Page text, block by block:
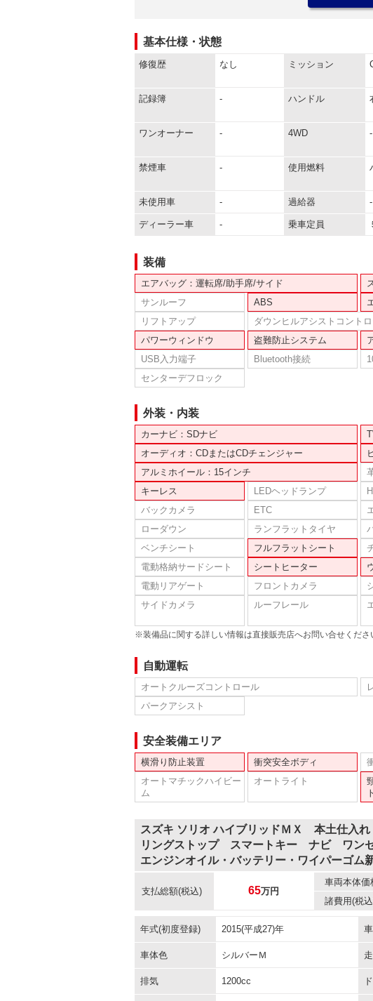
基本仕様・状態
修復歴 なし ミッション
記録簿 - ハンドル
ワンオーナー - 4WD -
禁煙車 - 使用燃料
未使用車 - 過給器 -
ディーラー車 - 乗車定員
装備
エアバッグ：運転席/助手席/サイド
サンルーフ
ABS
リフトアップ
ダウンヒルアシストコント
パワーウィンドウ
盗難防止システム
USB入力端子
Bluetooth接続
センターデフロック
外装・内装
カーナビ：SDナビ
オーディオ：CDまたはCDチェンジャー
アルミホイール：15インチ
キーレス
LEDヘッドランプ
バックカメラ
ETC
ローダウン
ランフラットタイヤ
ベンチシート
フルフラットシート
電動格納サードシート
シートヒーター
電動リアゲート
フロントカメラ
サイドカメラ
ルーフレール
※装備品に関する詳しい情報は直接販売店へお問い合せくださ
自動運転
オートクルーズコントロール
パークアシスト
安全装備エリア
横滑り防止装置 衝突安全ボディ
オートマチックハイビー
ム
オートライト
ト
スズキ ソリオ ハイブリッドＭＸ 本土仕
リングストップ スマートキー ナビ ワン
エンジンオイル・バッテリー・ワイパーゴム
支払総額(税込) 65万円
車両本体価
諸費用(税
年式(初度登録) 2015(平成27)年
車体色 シルバーＭ
排気 1200cc